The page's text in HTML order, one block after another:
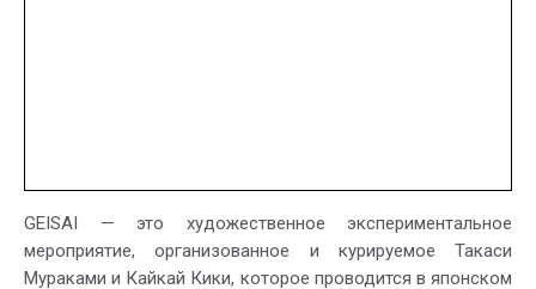
GEISAI — это художественное экспериментальное
мероприятие, организованное и курируемое Такаси
Мураками и Кайкай Кики, которое проводится в японском